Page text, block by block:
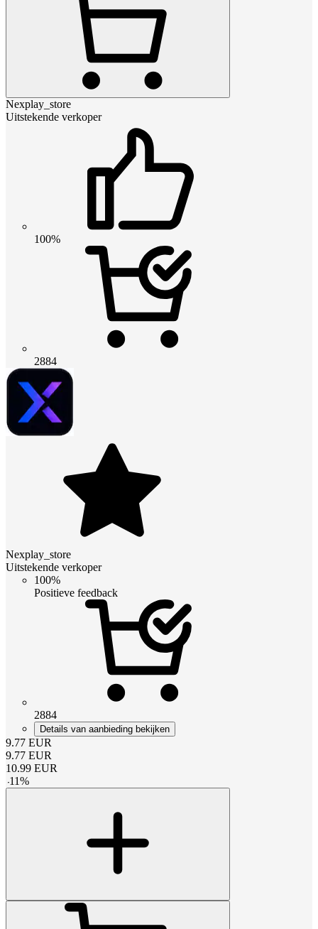
Nexplay_store
Uitstekende verkoper
100%
2884
Nexplay_store
Uitstekende verkoper
100%
Positieve feedback
2884
Details van aanbieding bekijken
9.77 EUR
9.77 EUR
10.99 EUR
-11%